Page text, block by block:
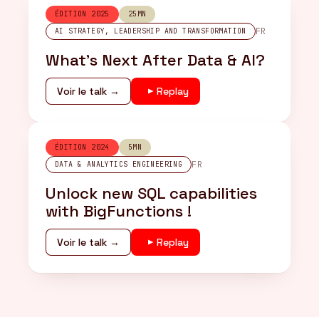
ÉDITION 2025
25MN
AI STRATEGY, LEADERSHIP AND TRANSFORMATION
FR
What's Next After Data & AI?
Voir le talk → Replay
ÉDITION 2024
5MN
DATA & ANALYTICS ENGINEERING
FR
Unlock new SQL capabilities
with BigFunctions !
Voir le talk → Replay